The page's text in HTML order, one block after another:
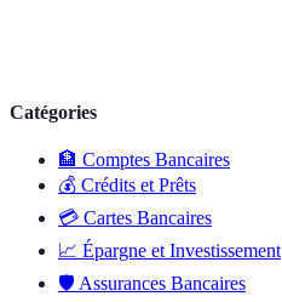
Catégories
🏦 Comptes Bancaires
💰 Crédits et Prêts
💳 Cartes Bancaires
📈 Épargne et Investissement
🛡️ Assurances Bancaires